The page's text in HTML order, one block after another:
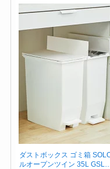
ダストボックス ゴミ箱
ルオープンツイン 35L GSL…